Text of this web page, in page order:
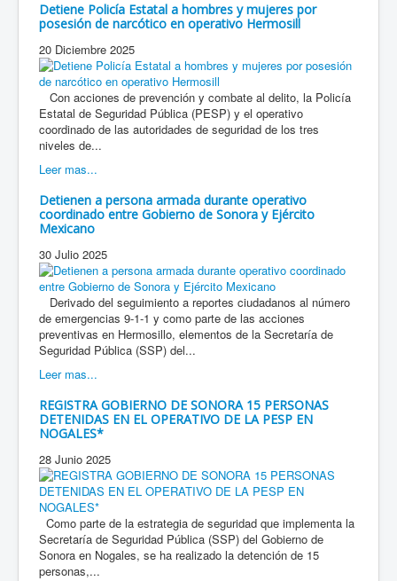
Detiene Policía Estatal a hombres y mujeres por
posesión de narcótico en operativo Hermosill
20 Diciembre 2025
Con acciones de prevención y combate al delito, la Policía
Estatal de Seguridad Pública (PESP) y el operativo
coordinado de las autoridades de seguridad de los tres
niveles de...
Leer mas...
Detienen a persona armada durante operativo
coordinado entre Gobierno de Sonora y Ejército
Mexicano
30 Julio 2025
Derivado del seguimiento a reportes ciudadanos al número
de emergencias 9-1-1 y como parte de las acciones
preventivas en Hermosillo, elementos de la Secretaría de
Seguridad Pública (SSP) del...
Leer mas...
REGISTRA GOBIERNO DE SONORA 15 PERSONAS
DETENIDAS EN EL OPERATIVO DE LA PESP EN
NOGALES*
28 Junio 2025
Como parte de la estrategia de seguridad que implementa la
Secretaría de Seguridad Pública (SSP) del Gobierno de
Sonora en Nogales, se ha realizado la detención de 15
personas,...